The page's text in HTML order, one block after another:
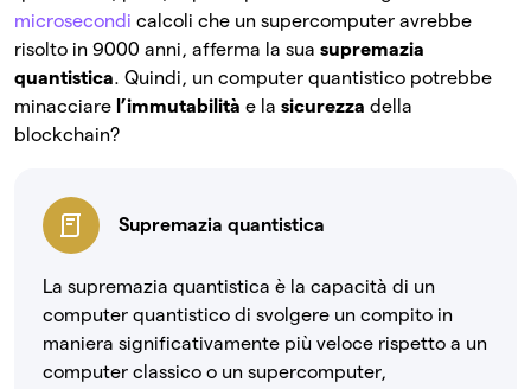
microsecondi calcoli che un supercomputer avrebbe
risolto in 9000 anni, afferma la sua supremazia
quantistica. Quindi, un computer quantistico potrebbe
minacciare l’immutabilità e la sicurezza della
blockchain?
Supremazia quantistica
La supremazia quantistica è la capacità di un
computer quantistico di svolgere un compito in
maniera significativamente più veloce rispetto a un
computer classico o un supercomputer,